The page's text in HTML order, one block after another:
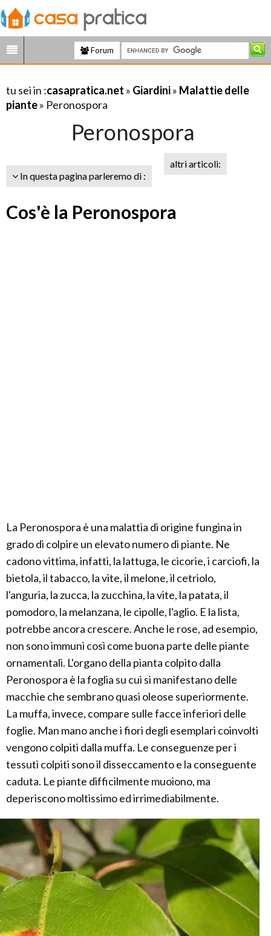
Forum
tu sei in :casapratica.net » Giardini» Malattie delle
piante» Peronospora
Peronospora
In questa pagina parleremo di :
altri articoli:
Cos'è la Peronospora
La Peronospora è una malattia di origine fungina in
grado di colpire un elevato numero di piante. Ne
cadono vittima, infatti, la lattuga, le cicorie, i carciofi, la
bietola, il tabacco, la vite, il melone, il cetriolo,
l'anguria, la zucca, la zucchina, la vite, la patata, il
pomodoro, la melanzana, le cipolle, l'aglio. E la lista,
potrebbe ancora crescere. Anche le rose, ad esempio,
non sono immuni così come buona parte delle piante
ornamentali. L'organo della pianta colpito dalla
Peronospora è la foglia su cui si manifestano delle
macchie che sembrano quasi oleose superiormente.
La muffa, invece, compare sulle facce inferiori delle
foglie. Man mano anche i fiori degli esemplari coinvolti
vengono colpiti dalla muffa. Le conseguenze per i
tessuti colpiti sono il disseccamento e la conseguente
caduta. Le piante difficilmente muoiono, ma
deperiscono moltissimo ed irrimediabilmente.